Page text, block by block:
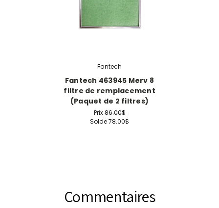
Fantech
Fantech 463945 Merv 8
filtre de remplacement
(Paquet de 2 filtres)
Prix86.00$
Solde78.00$
Commentaires